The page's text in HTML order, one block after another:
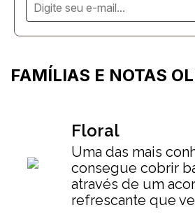
FAMÍLIAS E NOTAS
Floral
Uma das mais
consegue cobrir
através de um
refrescante que